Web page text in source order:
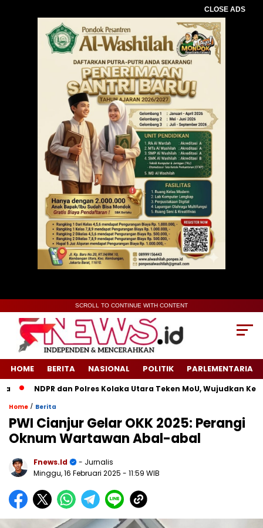
CLOSE ADS
SCROLL TO CONTINUE WITH CONTENT
HOME BERITA NASIONAL POLITIK PARLEMENTARIA
NDPR dan Polres Kolaka Utara Teken MoU, Wujudkan
Home / Berita
PWI Cianjur Gelar OKK 2025: Perangi
Oknum Wartawan Abal-abal
Fnews.id
- Jurnalis
Minggu, 16 Februari 2025 - 11:59 WIB